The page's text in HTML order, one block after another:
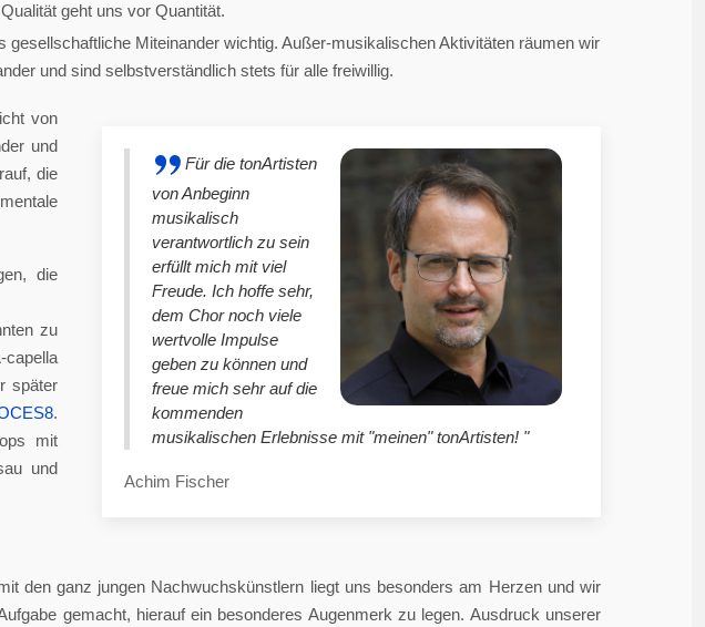
geht uns vor Quantität.
Miteinander wichtig. Außer-musikalischen Aktivitäten räumen wir
und sind selbstverständlich stets für alle freiwillig.
Für die tonArtisten
von Anbeginn
musikalisch
verantwortlich zu sein
erfüllt mich mit viel
Freude. Ich hoffe sehr,
dem Chor noch viele
wertvolle Impulse
geben zu können und
freue mich sehr auf die
kommenden
musikalischen Erlebnisse mit "meinen" tonArtisten! "
Achim Fischer
von
und
die
die
zu
capella
später
.
mit
und
den ganz jungen Nachwuchskünstlern liegt uns besonders am Herzen und wir
gemacht, hierauf ein besonderes Augenmerk zu legen. Ausdruck unserer